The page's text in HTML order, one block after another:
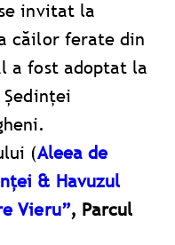
invitat la
căilor ferate din
a fost adoptat la
(Aleea de
& Havuzul
Vieru”, Parcul